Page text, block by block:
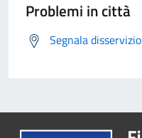
Problemi in città
Segnala disservizio